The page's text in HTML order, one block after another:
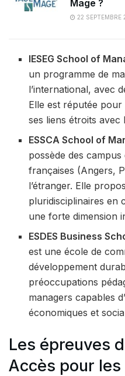
Mage ?
22 SEPTEMBRE
IESEG School of
un programme de
l’international, avec
Elle est réputée
ses liens étroits avec
ESSCA School of
possède des
françaises (Angers,
l’étranger. Elle
pluridisciplinaires en
une forte dimension
ESDES Business
est une école de
développement
préoccupations
managers capables
économiques et
Les épreuves
Accès pour